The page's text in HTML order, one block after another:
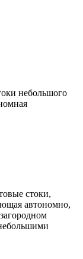
небольшого
стоки,
автономно,